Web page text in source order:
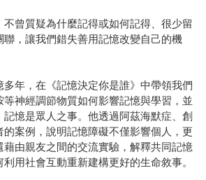
曾質疑為什麼記得或如何記得、很少留
，讓我們錯失善用記憶改變自己的機
年，在《記憶決定你是誰》中帶領我們
神經調節物質如何影響記憶與學習，並
憶是眾人之事。他透過阿茲海默症、創
案例，說明記憶障礙不僅影響個人，更
由親友之間的交流實驗，解釋共同記憶
用社會互動重新建構更好的生命敘事。